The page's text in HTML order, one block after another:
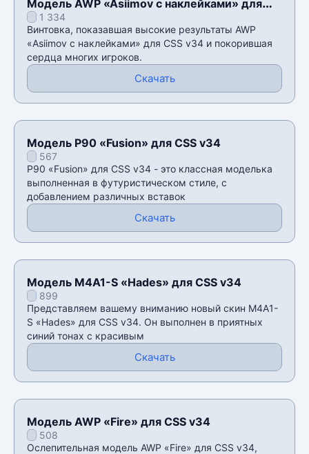
Модель AWP «Asiimov с наклейками» для
CSS v34
1 334
Винтовка, показавшая высокие результаты AWP
«Asiimov с наклейками» для CSS v34 и покорившая
сердца многих игроков.
Скачать
Модель P90 «Fusion» для CSS v34
567
P90 «Fusion» для CSS v34 - это классная моделька
выполненная в футуристическом стиле, с
добавлением различных вставок
Скачать
Модель M4A1-S «Hades» для CSS v34
899
Представляем вашему вниманию новый скин M4A1-
S «Hades» для CSS v34. Он выполнен в приятных
синий тонах с красивым
Скачать
Модель AWP «Fire» для CSS v34
508
Ослепительная модель AWP «Fire» для CSS v34,